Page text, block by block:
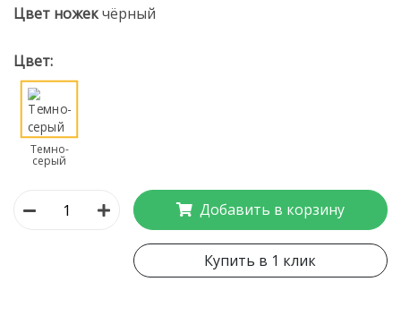
Цвет ножекчёрный
Цвет:
Темно-
серый
Добавить в корзину
Купить в 1 клик